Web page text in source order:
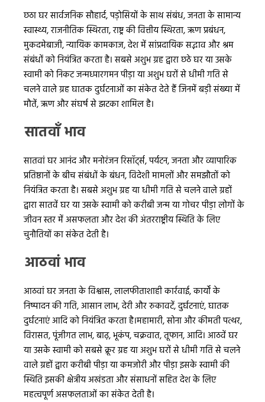
छठा घर सार्वजनिक सौहार्द, पड़ोसियों के साथ संबंध, जनता के सामान्य
स्वास्थ्य, राजनीतिक स्थिरता, राष्ट्र की वित्तीय स्थिरता, ऋण प्रबंधन,
मुकदमेबाजी, न्यायिक कामकाज, देश में सांप्रदायिक सद्भाव और श्रम
संबंधों को नियंत्रित करता है। सबसे अशुभ ग्रह द्वारा छठे घर या उसके
स्वामी को निकट जन्मध्पारगमन पीड़ा या अशुभ घरों से धीमी गति से
चलने वाले ग्रह घातक दुर्घटनाओं का संकेत देते हैं जिनमें बड़ी संख्या में
मौतें, ऋण और संघर्ष से झटका शामिल है।
सातवाँ भाव
सातवां घर आनंद और मनोरंजन रिसॉर्ट्स, पर्यटन, जनता और व्यापारिक
प्रतिष्ठानों के बीच संबंधों के बंधन, विदेशी मामलों और समझौतों को
नियंत्रित करता है। सबसे अशुभ ग्रह या धीमी गति से चलने वाले ग्रहों
द्वारा सातवें घर या उसके स्वामी को करीबी जन्म या गोचर पीड़ा लोगों के
जीवन स्तर में असफलता और देश की अंतरराष्ट्रीय स्थिति के लिए
चुनौतियों का संकेत देती है।
आठवां भाव
आठवां घर जनता के विश्वास, लालफीताशाही कार्रवाई, कार्यों के
निष्पादन की गति, आसान लाभ, देरी और रुकावटें, दुर्घटनाएं, घातक
दुर्घटनाएं आदि को नियंत्रित करता है।महामारी, सोना और कीमती पत्थर,
विरासत, पूंजीगत लाभ, बाढ़, भूकंप, चक्रवात, तूफान, आदि। आठवें घर
या उसके स्वामी को सबसे क्रूर ग्रह या अशुभ घरों से धीमी गति से चलने
वाले ग्रहों द्वारा करीबी पीड़ा या कमजोरी और पीड़ा इसके स्वामी की
स्थिति इसकी क्षेत्रीय अखंडता और संसाधनों सहित देश के लिए
महत्वपूर्ण असफलताओं का संकेत देती है।